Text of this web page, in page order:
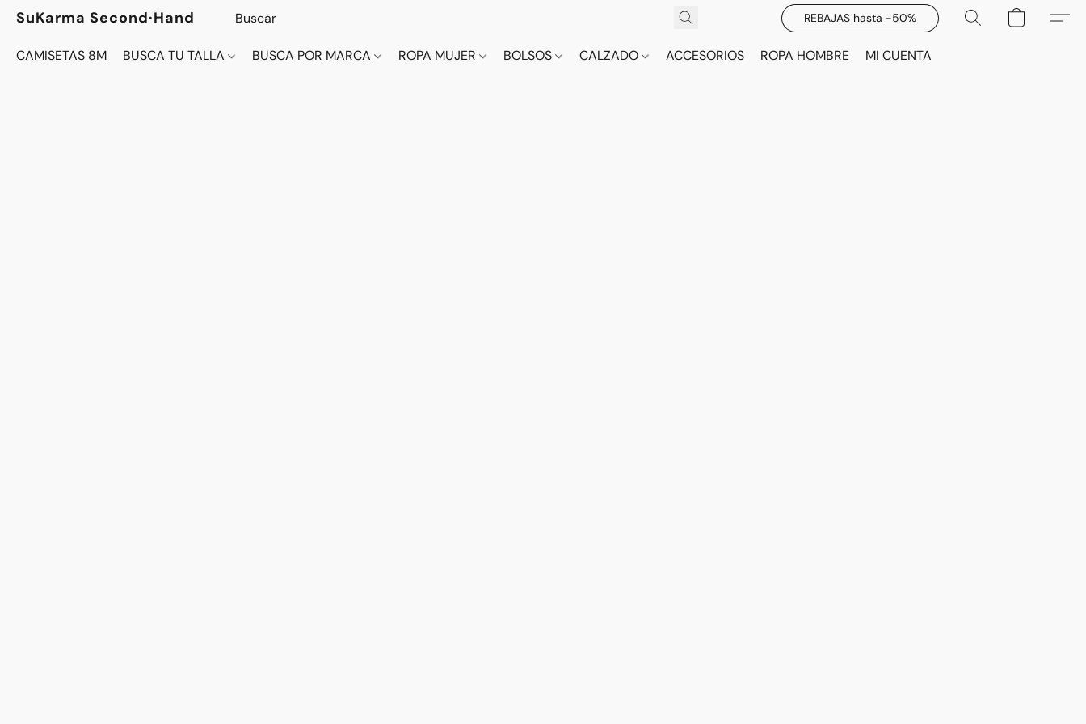
SuKarma Second·Hand REBAJAS hasta -50%
CAMISETAS 8M BUSCA TU TALLA BUSCA POR MARCA ROPA MUJER BOLSOS CALZADO ACCESORIOS ROPA HOMBRE MI CUENTA